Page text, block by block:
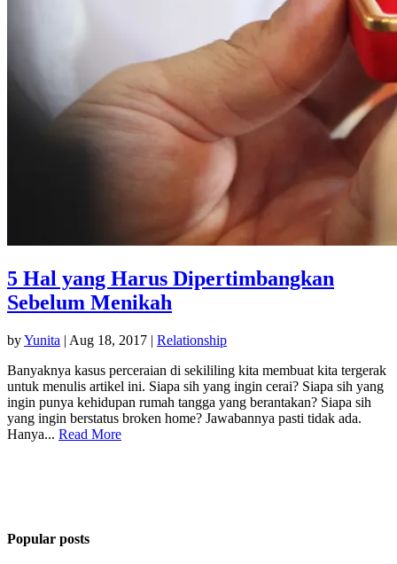
5 Hal yang Harus Dipertimbangkan
Sebelum Menikah
byYunita | Aug 18, 2017 | Relationship
Banyaknya kasus perceraian di sekililing kita membuat kita tergerak
untuk menulis artikel ini. Siapa sih yang ingin cerai? Siapa sih yang
ingin punya kehidupan rumah tangga yang berantakan? Siapa sih
yang ingin berstatus broken home? Jawabannya pasti tidak ada.
Hanya... Read More
Popular posts